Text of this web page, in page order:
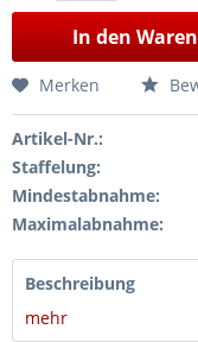
In den
Merken
Artikel-Nr.:
Staffelung:
Mindestabnahme:
Maximalabnahme:
Beschreibung
mehr